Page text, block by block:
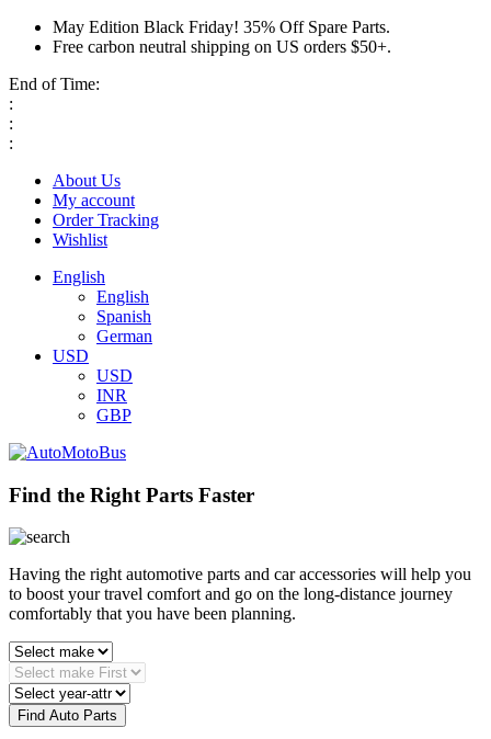
May Edition Black Friday! 35% Off Spare Parts.
Free carbon neutral shipping on US orders $50+.
End of Time:
:
:
:
About Us
My account
Order Tracking
Wishlist
English
English
Spanish
German
USD
USD
INR
GBP
Find the Right Parts Faster
Having the right automotive parts and car accessories will help you
to boost your travel comfort and go on the long-distance journey
comfortably that you have been planning.
Find Auto Parts